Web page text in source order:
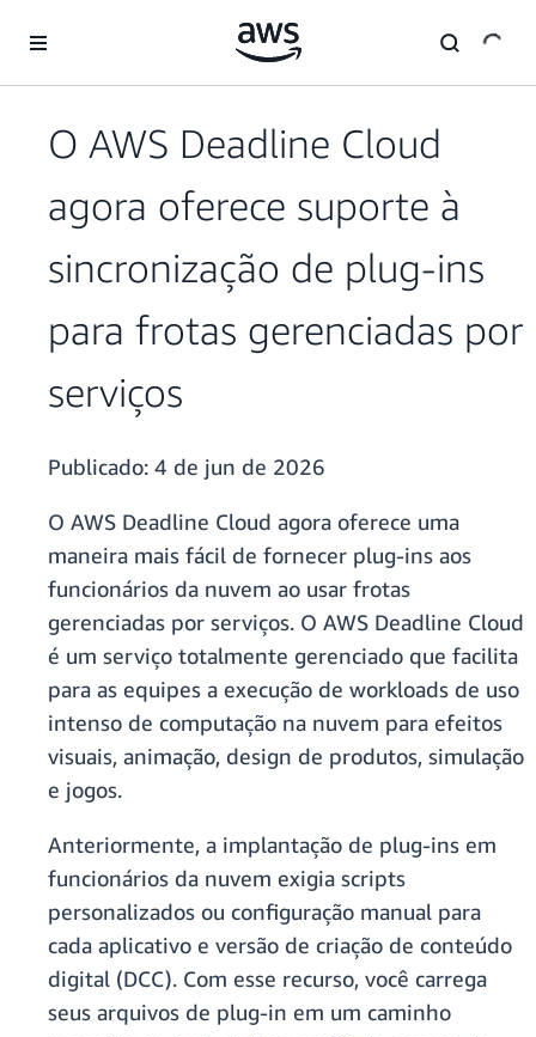
Pular para o conteúdo principal
O AWS Deadline Cloud
agora oferece suporte à
sincronização de plug-ins
para frotas gerenciadas por
serviços
Publicado: 4 de jun de 2026
O AWS Deadline Cloud agora oferece uma
maneira mais fácil de fornecer plug-ins aos
funcionários da nuvem ao usar frotas
gerenciadas por serviços. O AWS Deadline Cloud
é um serviço totalmente gerenciado que facilita
para as equipes a execução de workloads de uso
intenso de computação na nuvem para efeitos
visuais, animação, design de produtos, simulação
e jogos.
Anteriormente, a implantação de plug-ins em
funcionários da nuvem exigia scripts
personalizados ou configuração manual para
cada aplicativo e versão de criação de conteúdo
digital (DCC). Com esse recurso, você carrega
seus arquivos de plug-in em um caminho